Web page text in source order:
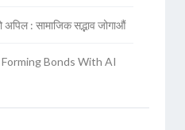
अपिल : सामाजिक सद्भाव जोगाऔं
Bonds With AI